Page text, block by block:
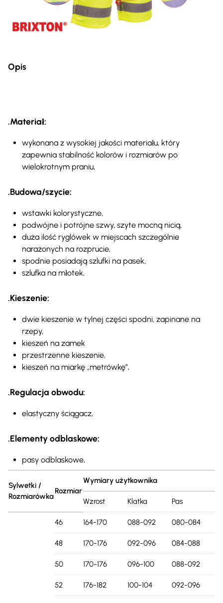
Opis
.Materiał:
wykonana z wysokiej jakości materiału, który
zapewnia stabilność kolorów i rozmiarów po
wielokrotnym praniu,
.Budowa/szycie:
wstawki kolorystyczne,
podwójne i potrójne szwy, szyte mocną nicią,
duża ilość ryglówek w miejscach szczególnie
narażonych na rozprucie,
spodnie posiadają szlufki na pasek,
szlufka na młotek,
.Kieszenie:
dwie kieszenie w tylnej części spodni, zapinane na
rzepy,
kieszeń na zamek
przestrzenne kieszenie,
kieszeń na miarkę „metrówkę”,
.Regulacja obwodu:
elastyczny ściągacz,
.Elementy odblaskowe:
pasy odblaskowe,
Sylwetki /
Rozmiarówka
Rozmiar
Wymiary użytkownika
Wzrost Klatka Pas
46 164-170 088-092 080-084
48 170-176 092-096 084-088
50 170-176 096-100 088-092
52 176-182 100-104 092-096